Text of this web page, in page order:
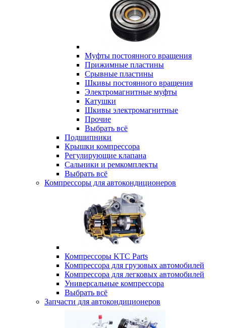
Муфты постоянного вращения
Прижимные пластины
Срывные пластины
Шкивы постоянного вращения
Электромагнитные муфты
Катушки
Шкивы электромагнитные
Прочие
Выбрать всё
Подшипники
Крышки компрессора
Регулирующие клапана
Сальники и ремкомплекты
Выбрать всё
Компрессоры для автокондиционеров
Компрессоры KTC Parts
Компрессора для грузовых автомобилей
Компрессора для легковых автомобилей
Универсальные компрессора
Выбрать всё
Запчасти для автокондиционеров